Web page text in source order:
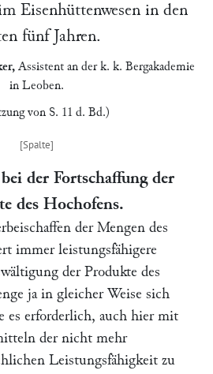
Eisenhüttenwesen in den
fünf Jahren.
, Assistent an der k. k. Bergakademie
in Leoben.
von S. 11 d. Bd.)
der Fortschaffung der
des Hochofens.
der Mengen des
immer leistungsfähigere
der Produkte des
ja in gleicher Weise sich
es erforderlich, auch hier mit
der nicht mehr
Leistungsfähigkeit zu